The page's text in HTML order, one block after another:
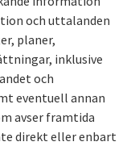
och uttalanden
planer,
inklusive
och
eventuell annan
avser framtida
direkt eller enbart